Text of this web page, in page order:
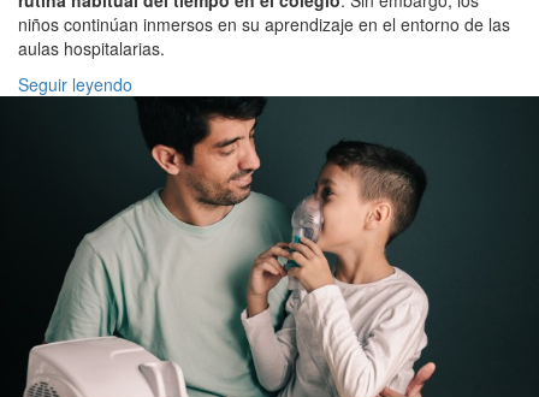
niños continúan inmersos en su aprendizaje en el entorno de las
aulas hospitalarias.
Seguir leyendo